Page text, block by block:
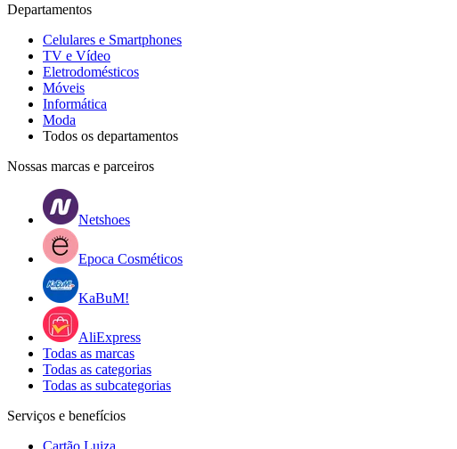
Departamentos
Celulares e Smartphones
TV e Vídeo
Eletrodomésticos
Móveis
Informática
Moda
Todos os departamentos
Nossas marcas e parceiros
Netshoes
Epoca Cosméticos
KaBuM!
AliExpress
Todas as marcas
Todas as categorias
Todas as subcategorias
Serviços e benefícios
Cartão Luiza